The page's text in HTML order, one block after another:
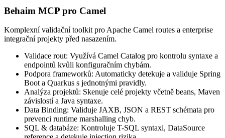
Behaim MCP pro Camel
Komplexní validační toolkit pro Apache Camel routes a enterprise
integrační projekty před nasazením.
Validace rout: Využívá Camel Catalog pro kontrolu syntaxe a
endpointů kvůli konfiguračním chybám.
Podpora frameworků: Automaticky detekuje a validuje Spring
Boot a Quarkus s jednotnými pravidly.
Analýza projektů: Skenuje celé projekty včetně beans, Maven
závislostí a Java syntaxe.
Data Binding: Validuje JAXB, JSON a REST schémata pro
prevenci runtime marshalling chyb.
SQL & databáze: Kontroluje T-SQL syntaxi, DataSource